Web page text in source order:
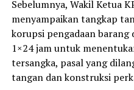
Sebelumnya, Wakil Ketua
menyampaikan tangkap
korupsi pengadaan barang
1×24 jam untuk
tersangka, pasal yang
tangan dan konstruksi